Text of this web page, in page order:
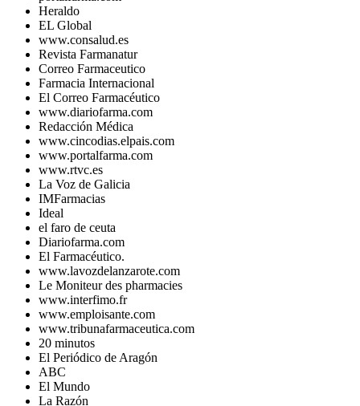
Heraldo
EL Global
www.consalud.es
Revista Farmanatur
Correo Farmaceutico
Farmacia Internacional
El Correo Farmacéutico
www.diariofarma.com
Redacción Médica
www.cincodias.elpais.com
www.portalfarma.com
www.rtvc.es
La Voz de Galicia
IMFarmacias
Ideal
el faro de ceuta
Diariofarma.com
El Farmacéutico.
www.lavozdelanzarote.com
Le Moniteur des pharmacies
www.interfimo.fr
www.emploisante.com
www.tribunafarmaceutica.com
20 minutos
El Periódico de Aragón
ABC
El Mundo
La Razón